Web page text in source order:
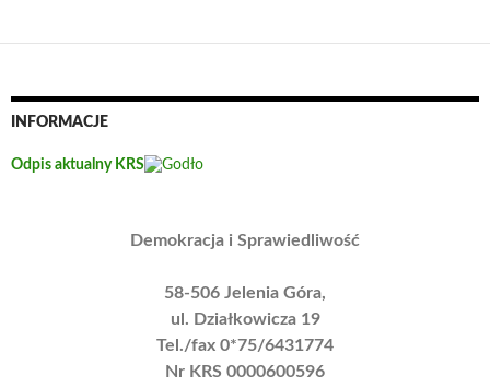
INFORMACJE
Odpis aktualny KRS
Demokracja i Sprawiedliwość
58-506 Jelenia Góra,
ul. Działkowicza 19
Tel./fax 0*75/6431774
Nr KRS 0000600596